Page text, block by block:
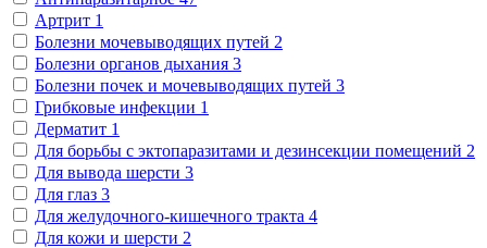
Артрит 1
Болезни мочевыводящих путей 2
Болезни органов дыхания 3
Болезни почек и мочевыводящих путей 3
Грибковые инфекции 1
Дерматит 1
Для борьбы с эктопаразитами и дезинсекции помещений 2
Для вывода шерсти 3
Для глаз 3
Для желудочного-кишечного тракта 4
Для кожи и шерсти 2